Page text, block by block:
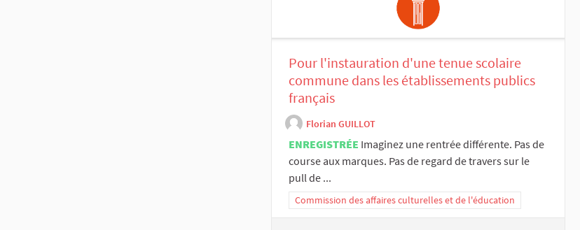
Pour l'instauration d'une tenue scolaire
commune dans les établissements publics
français
Florian GUILLOT
ENREGISTRÉE Imaginez une rentrée différente. Pas de
course aux marques. Pas de regard de travers sur le
pull de ...
Commission des affaires culturelles et de l'éducation